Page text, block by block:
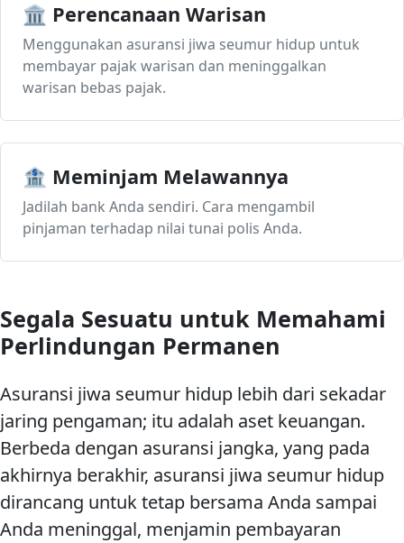
🏛️ Perencanaan Warisan
Menggunakan asuransi jiwa seumur hidup untuk
membayar pajak warisan dan meninggalkan
warisan bebas pajak.
🏦 Meminjam Melawannya
Jadilah bank Anda sendiri. Cara mengambil
pinjaman terhadap nilai tunai polis Anda.
Segala Sesuatu untuk Memahami
Perlindungan Permanen
Asuransi jiwa seumur hidup lebih dari sekadar
jaring pengaman; itu adalah aset keuangan.
Berbeda dengan asuransi jangka, yang pada
akhirnya berakhir, asuransi jiwa seumur hidup
dirancang untuk tetap bersama Anda sampai
Anda meninggal, menjamin pembayaran